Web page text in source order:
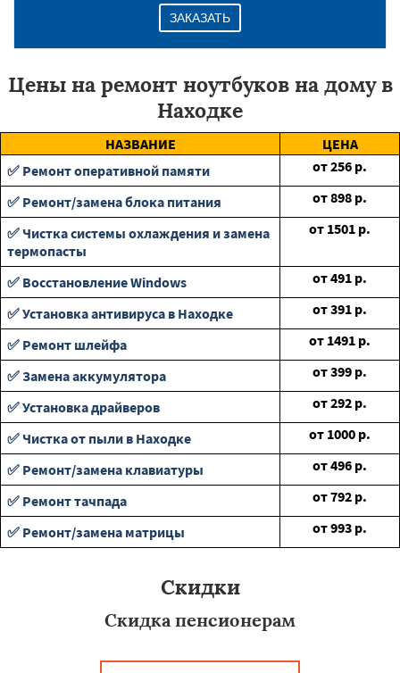
ЗАКАЗАТЬ
Цены на ремонт ноутбуков на дому в
Находке
НАЗВАНИЕ
ЦЕНА
✅ Ремонт оперативной памяти
от256 р.
✅ Ремонт/замена блока питания
от898 р.
✅ Чистка системы охлаждения и замена
термопасты
от 1501 р.
✅ Восстановление Windows от491 р.
✅ Установка антивируса в Находке
от391 р.
✅ Ремонт шлейфа
от 1491 р.
✅ Замена аккумулятора
от399 р.
✅ Установка драйверов
от292 р.
✅ Чистка от пыли в Находке
от 1000 р.
✅ Ремонт/замена клавиатуры
от496 р.
✅ Ремонт тачпада
от792 р.
✅ Ремонт/замена матрицы
от993 р.
Скидки
Скидка пенсионерам